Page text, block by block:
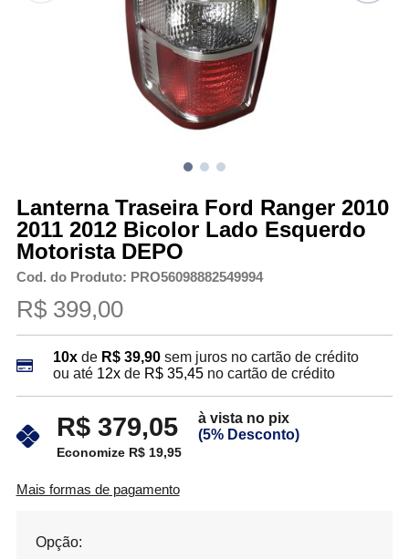
Lanterna Traseira Ford Ranger 2010
2011 2012 Bicolor Lado Esquerdo
Motorista DEPO
Cod. do Produto: PRO56098882549994
R$ 399,00
10xde R$ 39,90 sem juros no cartão de crédito
ou até 12xde R$ 35,45no cartão de crédito
R$ 379,05
à vista no pix
(5% Desconto)
Economize R$ 19,95
Mais formas de pagamento
Opção: